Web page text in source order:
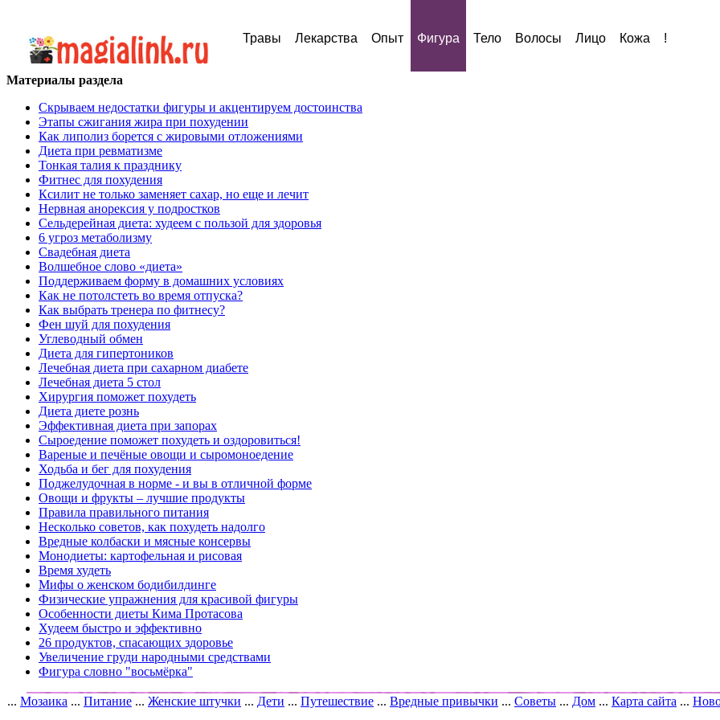
Травы Лекарства Опыт Фигура Тело Волосы Лицо Кожа !
Материалы раздела
Скрываем недостатки фигуры и акцентируем достоинства
Этапы сжигания жира при похудении
Как липолиз борется с жировыми отложениями
Диета при ревматизме
Тонкая талия к празднику
Фитнес для похудения
Ксилит не только заменяет сахар, но еще и лечит
Нервная анорексия у подростков
Сельдерейная диета: худеем с пользой для здоровья
6 угроз метаболизму
Свадебная диета
Волшебное слово «диета»
Поддерживаем форму в домашних условиях
Как не потолстеть во время отпуска?
Как выбрать тренера по фитнесу?
Фен шуй для похудения
Углеводный обмен
Диета для гипертоников
Лечебная диета при сахарном диабете
Лечебная диета 5 стол
Хирургия поможет похудеть
Диета диете рознь
Эффективная диета при запорах
Сыроедение поможет похудеть и оздоровиться!
Вареные и печёные овощи и сыромоноедение
Ходьба и бег для похудения
Поджелудочная в норме - и вы в отличной форме
Овощи и фрукты – лучшие продукты
Правила правильного питания
Несколько советов, как похудеть надолго
Вредные колбаски и мясные консервы
Монодиеты: картофельная и рисовая
Время худеть
Мифы о женском бодибилдинге
Физические упражнения для красивой фигуры
Особенности диеты Кима Протасова
Худеем быстро и эффективно
26 продуктов, спасающих здоровье
Увеличение груди народными средствами
Фигура словно "восьмёрка"
... Мозаика ... Питание ... Женские штучки ... Дети ... Путешествие ... Вредные привычки ... Советы ... Дом ... Карта сайта ...